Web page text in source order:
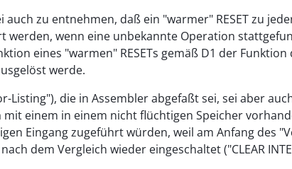
zu entnehmen, daß ein "warmer" RESET zu
werden, wenn eine unbekannte Operation
eines "warmen" RESETs gemäß D1 der
werde.
Listing"), die in Assembler abgefaßt sei, sei aber
einem in einem nicht flüchtigen Speicher
Eingang zugeführt würden, weil am Anfang
dem Vergleich wieder eingeschaltet ("CLEAR